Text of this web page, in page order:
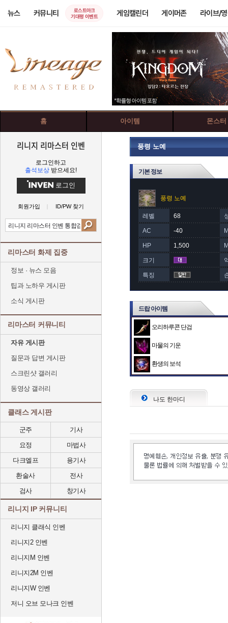
뉴스 커뮤니티
로스트아크
기대평 이벤트
게임캘린더 게이머존 라이브/
홈 아이템 몬스터
리니지 리마스터 인벤
로그인하고
출석보상 받으세요!
로그인
회원가입 ID/PW 찾기
리마스터 화제 집중
정보 · 뉴스 모음
팁과 노하우 게시판
소식 게시판
리마스터 커뮤니티
자유 게시판
질문과 답변 게시판
스크린샷 갤러리
동영상 갤러리
클래스 게시판
군주
기사
요정
마법사
다크엘프
용기사
환술사
전사
검사
창기사
리니지 IP 커뮤니티
리니지 클래식 인벤
리니지2 인벤
리니지M 인벤
리니지2M 인벤
리니지W 인벤
저니 오브 모나크 인벤
풍령 노예
기본 정보
풍령 노예
레벨 68
AC -40
HP 1,500
크기
특징
드랍 아이템
오리하루콘 단검
마물의 기운
환생의 보석
나도 한마디